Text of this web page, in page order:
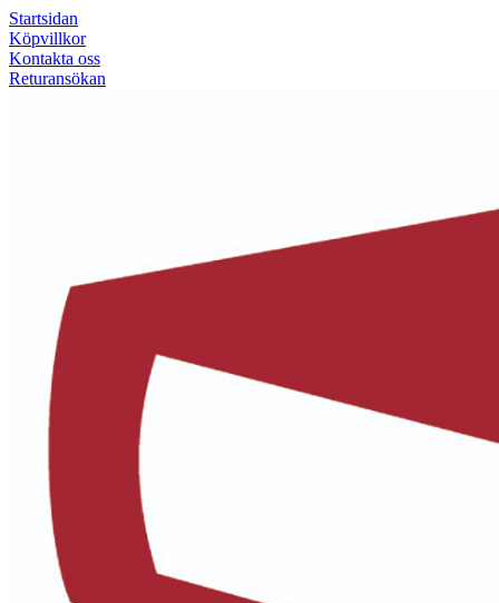
Startsidan
Köpvillkor
Kontakta oss
Returansökan